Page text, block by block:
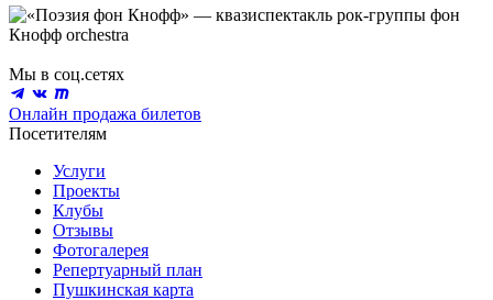
Мы в соц.сетях
Онлайн продажа билетов
Посетителям
Услуги
Проекты
Клубы
Отзывы
Фотогалерея
Репертуарный план
Пушкинская карта